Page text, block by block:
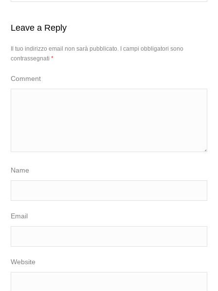
Leave a Reply
Il tuo indirizzo email non sarà pubblicato. I campi obbligatori sono
contrassegnati*
Comment
Name
Email
Website